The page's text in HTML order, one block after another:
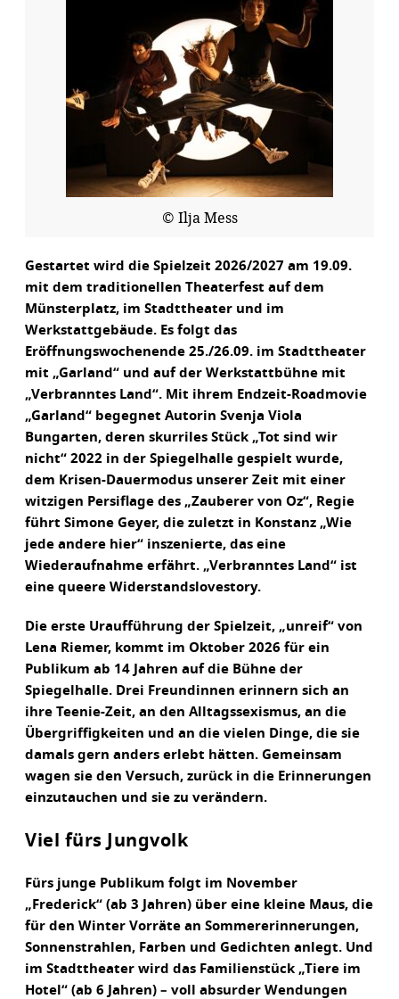
© Ilja Mess
Gestartet wird die Spielzeit 2026/2027 am 19.09.
mit dem traditionellen Theaterfest auf dem
Münsterplatz, im Stadttheater und im
Werkstattgebäude. Es folgt das
Eröffnungswochenende 25./26.09. im Stadttheater
mit „Garland“ und auf der Werkstattbühne mit
„Verbranntes Land“. Mit ihrem Endzeit-Roadmovie
„Garland“ begegnet Autorin Svenja Viola
Bungarten, deren skurriles Stück „Tot sind wir
nicht“ 2022 in der Spiegelhalle gespielt wurde,
dem Krisen-Dauermodus unserer Zeit mit einer
witzigen Persiflage des „Zauberer von Oz“, Regie
führt Simone Geyer, die zuletzt in Konstanz „Wie
jede andere hier“ inszenierte, das eine
Wiederaufnahme erfährt. „Verbranntes Land“ ist
eine queere Widerstandslovestory.
Die erste Uraufführung der Spielzeit, „unreif“ von
Lena Riemer, kommt im Oktober 2026 für ein
Publikum ab 14 Jahren auf die Bühne der
Spiegelhalle. Drei Freundinnen erinnern sich an
ihre Teenie-Zeit, an den Alltagssexismus, an die
Übergriffigkeiten und an die vielen Dinge, die sie
damals gern anders erlebt hätten. Gemeinsam
wagen sie den Versuch, zurück in die Erinnerungen
einzutauchen und sie zu verändern.
Viel fürs Jungvolk
Fürs junge Publikum folgt im November
„Frederick“ (ab 3 Jahren) über eine kleine Maus, die
für den Winter Vorräte an Sommererinnerungen,
Sonnenstrahlen, Farben und Gedichten anlegt. Und
im Stadttheater wird das Familienstück „Tiere im
Hotel“ (ab 6 Jahren) – voll absurder Wendungen